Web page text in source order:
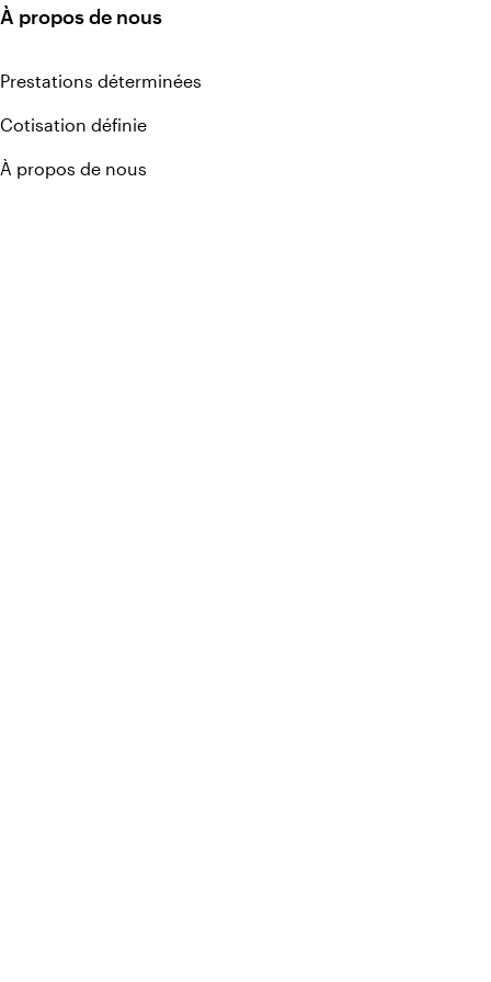
À propos de nous
Prestations déterminées
Cotisation définie
À propos de nous